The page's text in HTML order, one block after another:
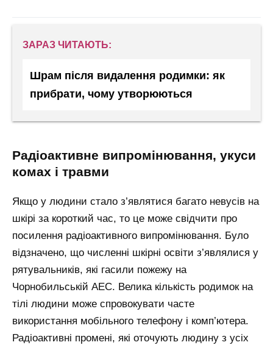
ЗАРАЗ ЧИТАЮТЬ:
Шрам після видалення родимки: як
прибрати, чому утворюються
радіоактивне випромінювання, укуси
комах і травми
Якщо у людини стало з’являтися багато невусів на
шкірі за короткий час, то це може свідчити про
посилення радіоактивного випромінювання. Було
відзначено, що численні шкірні освіти з’являлися у
рятувальників, які гасили пожежу на
Чорнобильській АЕС. Велика кількість родимок на
тілі людини може спровокувати часте
використання мобільного телефону і комп’ютера.
Радіоактивні промені, які оточують людину з усіх